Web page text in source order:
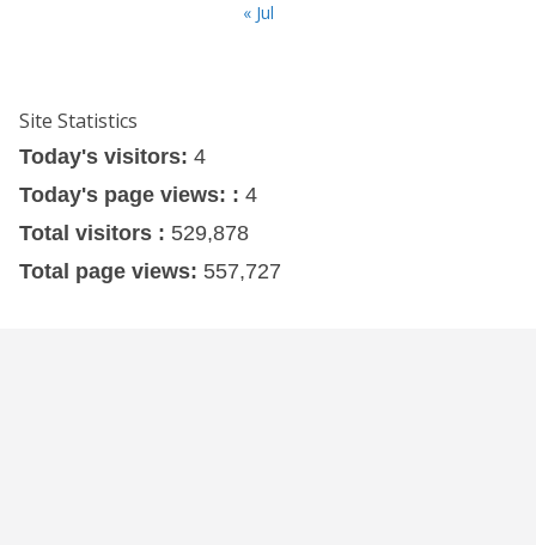
« Jul
Site Statistics
Today's visitors: 4
Today's page views: : 4
Total visitors : 529,878
Total page views: 557,727